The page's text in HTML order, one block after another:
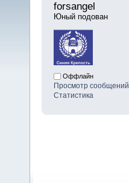
forsangel
Юный подован
Оффлайн
Просмотр сообщений
Статистика